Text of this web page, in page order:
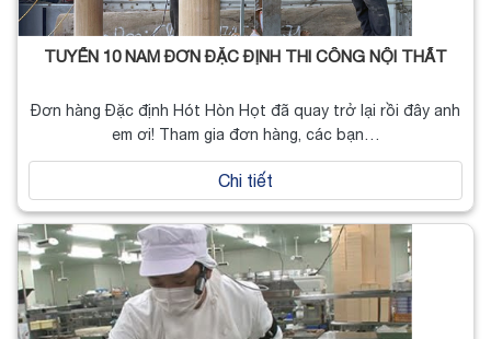
TUYỂN 10 NAM ĐƠN ĐẶC ĐỊNH THI CÔNG NỘI THẤT
Đơn hàng Đặc định Hót Hòn Họt đã quay trở lại rồi đây anh
em ơi! Tham gia đơn hàng, các bạn…
Chi tiết